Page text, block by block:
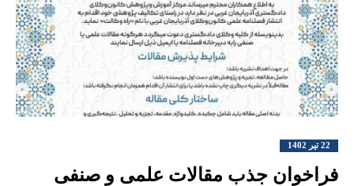
22 تیر 1402
فراخوان جذب مقالات علمی و‌ صنفی